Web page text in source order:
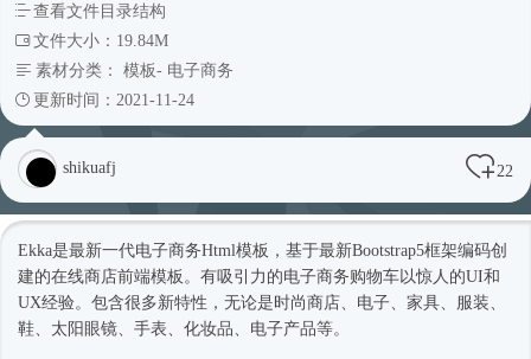
查看文件目录结构
文件大小：19.84M
素材分类： 模板- 电子商务
更新时间：2021-11-24
shikuafj 22
Ekka是最新一代电子商务Html模板 ，基于最新Bootstrap5框架编码创
建的在线商店前端模板。有吸引力的电子商务购物车以惊人的UI和
UX经验。包含很多新特性，无论是 时尚商店、电子、家具、服装、
鞋、太阳眼镜、手表、化妆品、电子产品等。